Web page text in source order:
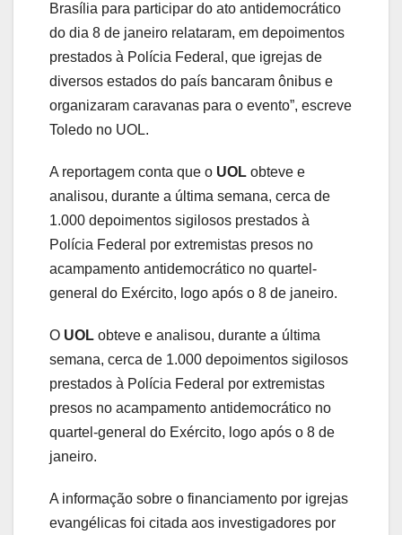
Brasília para participar do ato antidemocrático
do dia 8 de janeiro relataram, em depoimentos
prestados à Polícia Federal, que igrejas de
diversos estados do país bancaram ônibus e
organizaram caravanas para o evento”, escreve
Toledo no UOL.
A reportagem conta que o UOL obteve e
analisou, durante a última semana, cerca de
1.000 depoimentos sigilosos prestados à
Polícia Federal por extremistas presos no
acampamento antidemocrático no quartel-
general do Exército, logo após o 8 de janeiro.
O UOL obteve e analisou, durante a última
semana, cerca de 1.000 depoimentos sigilosos
prestados à Polícia Federal por extremistas
presos no acampamento antidemocrático no
quartel-general do Exército, logo após o 8 de
janeiro.
A informação sobre o financiamento por igrejas
evangélicas foi citada aos investigadores por